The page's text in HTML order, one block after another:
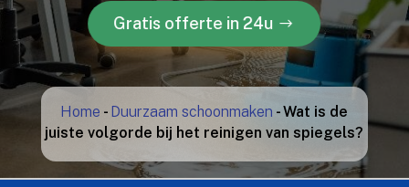
Gratis offerte in 24u
Home - Duurzaam schoonmaken -Wat is de
juiste volgorde bij het reinigen van spiegels?